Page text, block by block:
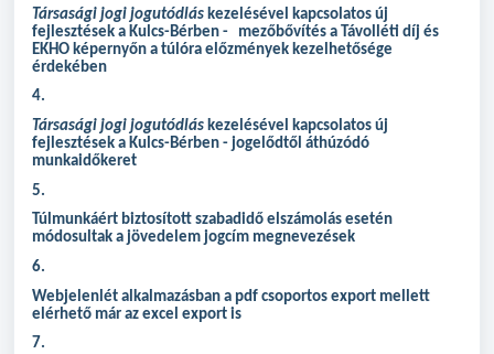
Társasági jogi jogutódlás kezelésével kapcsolatos új
fejlesztések a Kulcs-Bérben - mezőbővítés a Távolléti díj és
EKHO képernyőn a túlóra előzmények kezelhetősége
érdekében
4.
Társasági jogi jogutódlás kezelésével kapcsolatos új
fejlesztések a Kulcs-Bérben - jogelődtől áthúzódó
munkaidőkeret
5.
Túlmunkáért biztosított szabadidő elszámolás esetén
módosultak a jövedelem jogcím megnevezések
6.
Webjelenlét alkalmazásban a pdf csoportos export mellett
elérhető már az excel export is
7.